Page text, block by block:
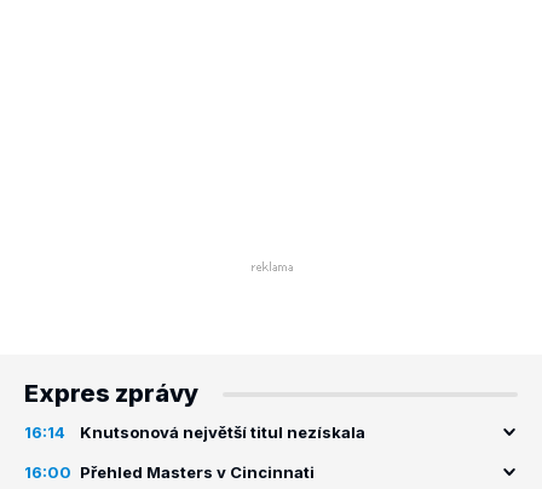
Expres zprávy
16:14 Knutsonová největší titul nezískala
16:00 Přehled Masters v Cincinnati